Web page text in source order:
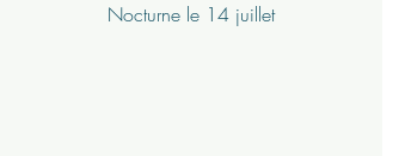
Nocturne le 14 juillet